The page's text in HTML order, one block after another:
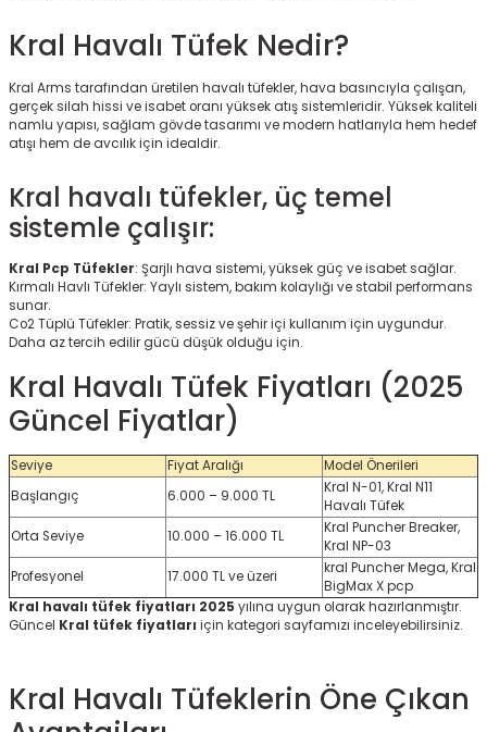
KARGO BEDAVA
HEDIYELI
KARGO BEDAVA
Kral Havalı Tüfek Nedir?
Kral Arms tarafından üretilen havalı tüfekler, hava basıncıyla çalışan,
gerçek silah hissi ve isabet oranı yüksek atış sistemleridir. Yüksek kaliteli
namlu yapısı, sağlam gövde tasarımı ve modern hatlarıyla hem hedef
atışı hem de avcılık için idealdir.
Kral havalı tüfekler, üç temel
sistemle çalışır:
Kral Pcp Tüfekler: Şarjlı hava sistemi, yüksek güç ve isabet sağlar.
Kırmalı Havlı Tüfekler: Yaylı sistem, bakım kolaylığı ve stabil performans
sunar.
Co2 Tüplü Tüfekler: Pratik, sessiz ve şehir içi kullanım için uygundur.
Daha az tercih edilir gücü düşük olduğu için.
Kral Havalı Tüfek Fiyatları (2025
Güncel Fiyatlar)
Seviye Fiyat Aralığı
Model Önerileri
Başlangıç
6.000 – 9.000 TL
Kral N-01, Kral N11
Havalı Tüfek
Orta Seviye
10.000 – 16.000 TL
Kral Puncher Breaker,
Kral NP-03
Profesyonel
17.000 TL ve üzeri
kral Puncher Mega, Kral
BigMax X pcp
Kral havalı tüfek fiyatları 2025 yılına uygun olarak hazırlanmıştır.
Güncel Kral tüfek fiyatları için kategori sayfamızı inceleyebilirsiniz.
Kral Havalı Tüfeklerin Öne Çıkan